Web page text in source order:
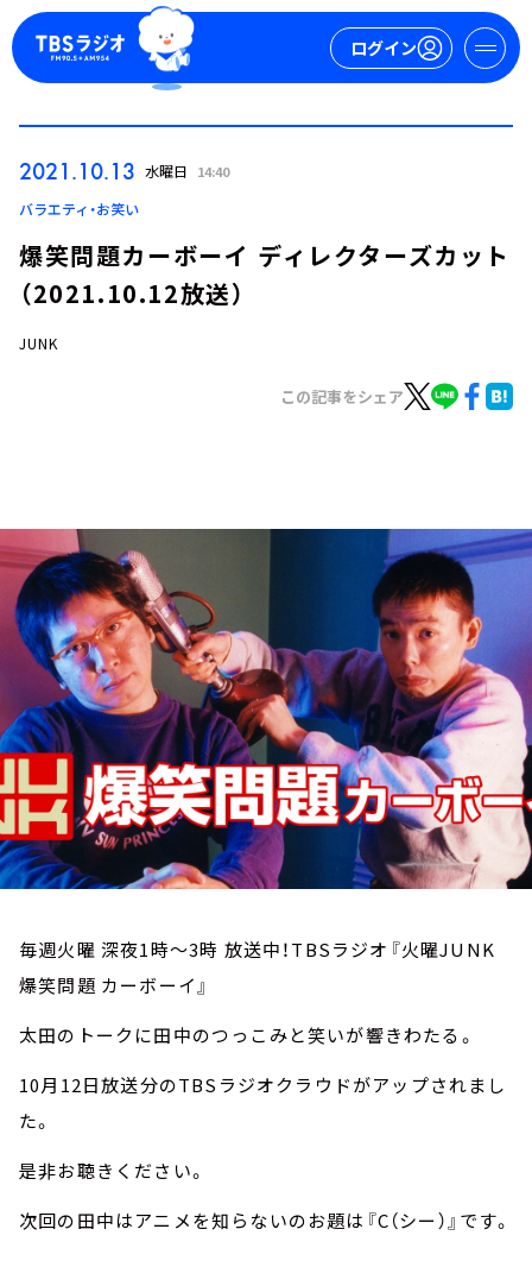
ログイン
ログイン
お知らせ
イベント・グッズ
YouTube
会社情報
2021.10.13 水曜日 14:40
バラエティ・お笑い
爆笑問題カーボーイ ディレクターズカット
（2021.10.12放送）
JUNK
この記事をシェア
毎週火曜 深夜1時～3時 放送中！TBSラジオ『火曜JUNK
爆笑問題 カーボーイ』
太田のトークに田中のつっこみと笑いが響きわたる。
10月12日放送分のTBSラジオクラウドがアップされまし
た。
是非お聴きください。
次回の田中はアニメを知らないのお題は『C（シー）』です。